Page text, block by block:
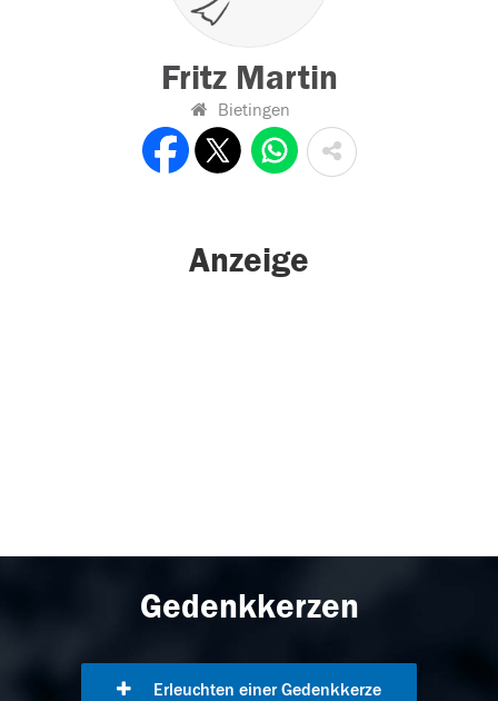
Fritz Martin
Bietingen
Anzeige
Gedenkkerzen
Erleuchten einer Gedenkkerze